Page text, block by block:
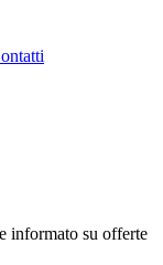
informato su offerte